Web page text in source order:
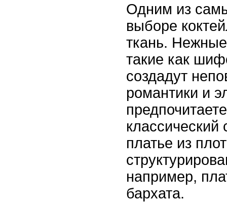
Одним из
выборе
ткань.
такие как
создадут
романтики и
классический
платье из
например,
бархата.